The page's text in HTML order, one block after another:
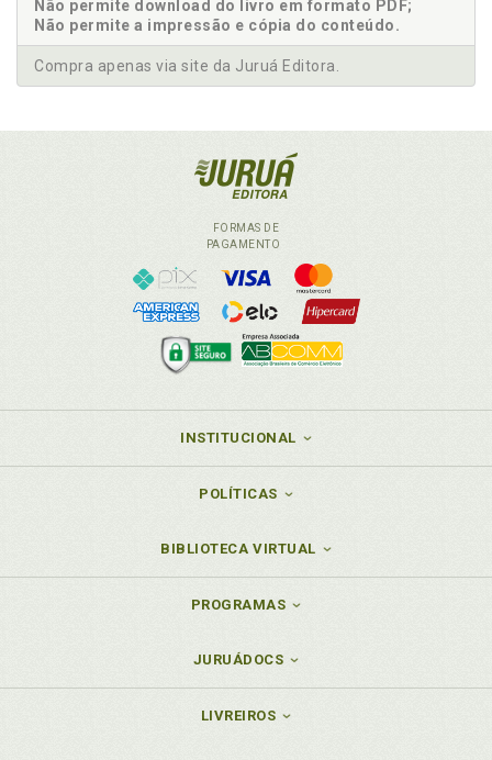
Não permite download do livro em formato PDF;
Não permite a impressão e cópia do conteúdo.
Compra apenas via site da Juruá Editora.
FORMAS DE
PAGAMENTO
INSTITUCIONAL
POLÍTICAS
BIBLIOTECA VIRTUAL
PROGRAMAS
JURUÁDOCS
LIVREIROS